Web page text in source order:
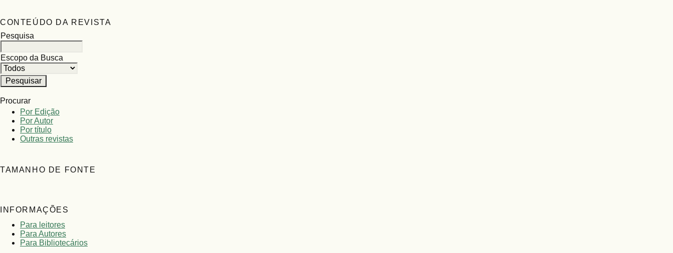
CONTEÚDO DA REVISTA
Pesquisa
Escopo da Busca
Procurar
Por Edição
Por Autor
Por título
Outras revistas
TAMANHO DE FONTE
INFORMAÇÕES
Para leitores
Para Autores
Para Bibliotecários